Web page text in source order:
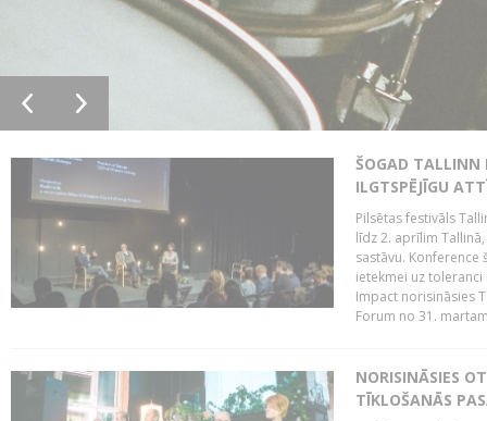
ŠOGAD TALLINN
ILGTSPĒJĪGU
Pilsētas festivāls
līdz 2. aprīlim
sastāvu.
ietekmei uz
Impact norisināsies
Forum no 31.
NORISINĀSIES
TĪKLOŠANĀS